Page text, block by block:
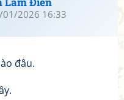
01/2026 16:33
đâu.